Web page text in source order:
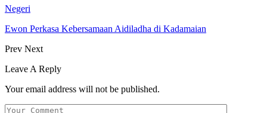
Negeri
Ewon Perkasa Kebersamaan Aidiladha di Kadamaian
Prev Next
Leave A Reply
Your email address will not be published.